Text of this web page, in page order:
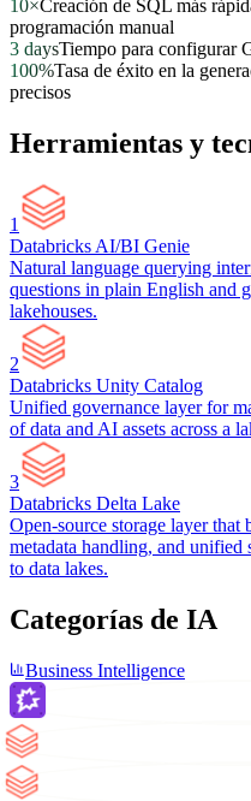
10×Creación de SQL más
programación manual
3 daysTiempo para configurar
100%Tasa de éxito en la
precisos
Herramientas y
1
Databricks AI/BI Genie
Natural language querying
questions in plain English and
lakehouses.
2
Databricks Unity Catalog
Unified governance layer for
of data and AI assets across a
3
Databricks Delta Lake
Open-source storage layer
metadata handling, and unified
to data lakes.
Categorías de IA
Business Intelligence